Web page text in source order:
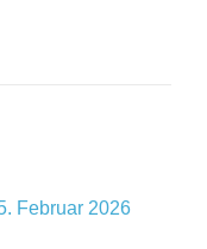
Februar 2026